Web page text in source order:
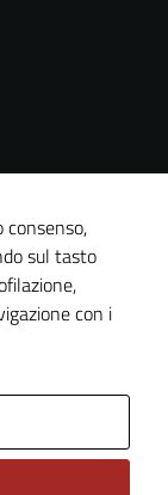
consenso,
sul tasto
con i
i
la